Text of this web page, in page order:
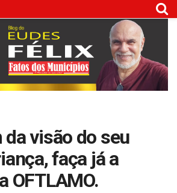
da visão do seu
faça já a
OFTLAMO.